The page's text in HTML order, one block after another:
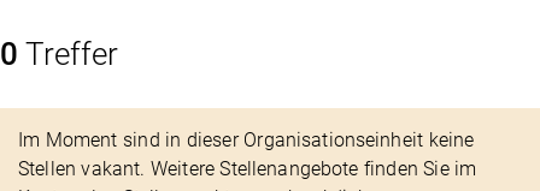
0 Treffer
Im Moment sind in dieser Organisationseinheit keine
Stellen vakant. Weitere Stellenangebote finden Sie im